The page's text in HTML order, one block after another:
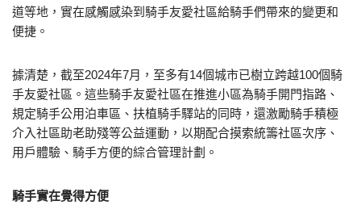
道等地，實在感觸感染到騎手友愛社區給騎手們帶來的變更和
便捷。
據清楚，截至2024年7月，至多有14個城市已樹立跨越100個騎
手友愛社區。這些騎手友愛社區在推進小區為騎手開門指路、
規定騎手公用泊車區、扶植騎手驛站的同時，還激勵騎手積極
介入社區助老助殘等公益運動，以期配合摸索統籌社區次序、
用戶體驗、騎手方便的綜合管理計劃。
騎手實在覺得方便